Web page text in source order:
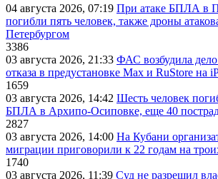
04 августа 2026, 07:19 При атаке БПЛА в
погибли пять человек, также дроны
Петербургом
3386
03 августа 2026, 21:33 ФАС возбудила
отказа в предустановке Max и RuStore на
1659
03 августа 2026, 14:42 Шесть человек
БПЛА в Архипо-Осиповке, еще 40
2827
03 августа 2026, 14:00 На Кубани
миграции приговорили к 22 годам на
1740
03 августа 2026, 11:39 Суд не разрешил